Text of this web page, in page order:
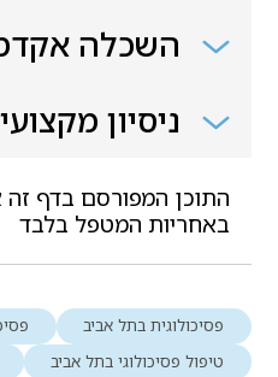
השכלה
ניסיון מקצועי
התוכן המפורסם בדף זה
באחריות המטפל בלבד
פסיכולוגית בתל אביב
טיפול פסיכולוגי בתל אביב